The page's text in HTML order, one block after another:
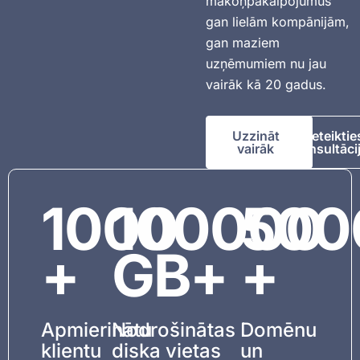
gan lielām kompānijām,
gan maziem
uzņēmumiem nu jau
vairāk kā 20 gadus.
Uzzināt
vairāk
1000
+
Apmierinātu
klientu
100000
GB+
Nodrošinātas
diska vietas
+
Domēnu
un